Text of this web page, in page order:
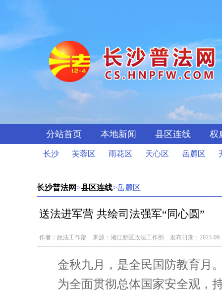
分站首页 本地新闻 县区连线 权
长沙 芙蓉区 雨花区 天心区 岳麓区
长沙普法网>县区连线>岳麓区
送法进军营 共绘司法强军“同心圆”
作者：政法工作部 来源：湘江新区政法工作部 发布日期：2023-09-
金秋九月，是全民国防教育月
为全面贯彻总体国家安全观，